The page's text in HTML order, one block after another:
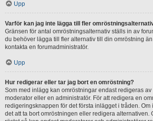
Upp
Varför kan jag inte lägga till fler
Gränsen för antal omröstningsalternativ ställs in av
du behöver lägga till fler alternativ till din omröstning
kontakta en forumadministratör.
Upp
Hur redigerar eller tar jag bort en omröstning?
Som med inlägg kan omröstningar endast redigeras
moderator eller en administratör. För att redigera en
redigeringsknappen för det första inlägget i tråden. Om
det att ta bort omröstningen eller redigera alternativen.